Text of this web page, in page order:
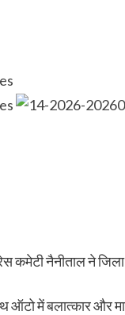
कमेटी नैनीताल ने
में बलात्कार और